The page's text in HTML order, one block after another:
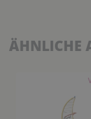
ÄHNLICHE